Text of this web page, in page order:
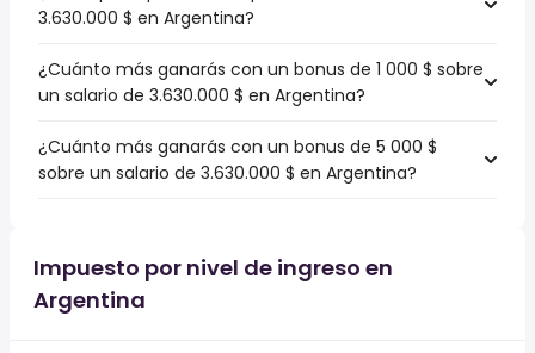
3.630.000 $ en Argentina?
¿Cuánto más ganarás con un bonus de 1 000 $ sobre
un salario de 3.630.000 $ en Argentina?
¿Cuánto más ganarás con un bonus de 5 000 $
sobre un salario de 3.630.000 $ en Argentina?
Impuesto por nivel de ingreso en
Argentina